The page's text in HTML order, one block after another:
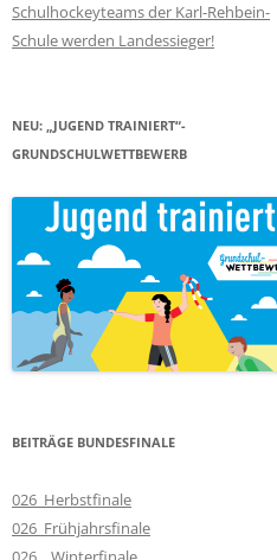
Schulhockeyteams der Karl-Rehbein-
Schule werden Landessieger!
NEU: „JUGEND TRAINIERT“-
GRUNDSCHULWETTBEWERB
BEITRÄGE BUNDESFINALE
026_Herbstfinale
026_Frühjahrsfinale